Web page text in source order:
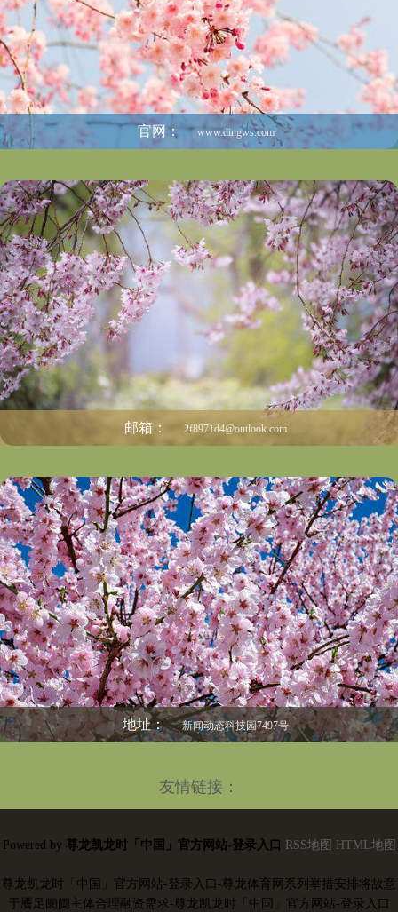
官网： www.dingws.com
邮箱： 2f8971d4@outlook.com
地址： 新闻动态科技园7497号
友情链接：
Powered by 尊龙凯龙时「中国」官方网站-登录入口 RSS地图 HTML地图
尊龙凯龙时「中国」官方网站-登录入口-尊龙体育网系列举措安排将故意
于餍足阛阓主体合理融资需求-尊龙凯龙时「中国」官方网站-登录入口